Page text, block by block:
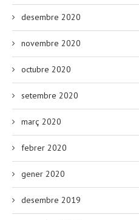
desembre 2020
novembre 2020
octubre 2020
setembre 2020
març 2020
febrer 2020
gener 2020
desembre 2019